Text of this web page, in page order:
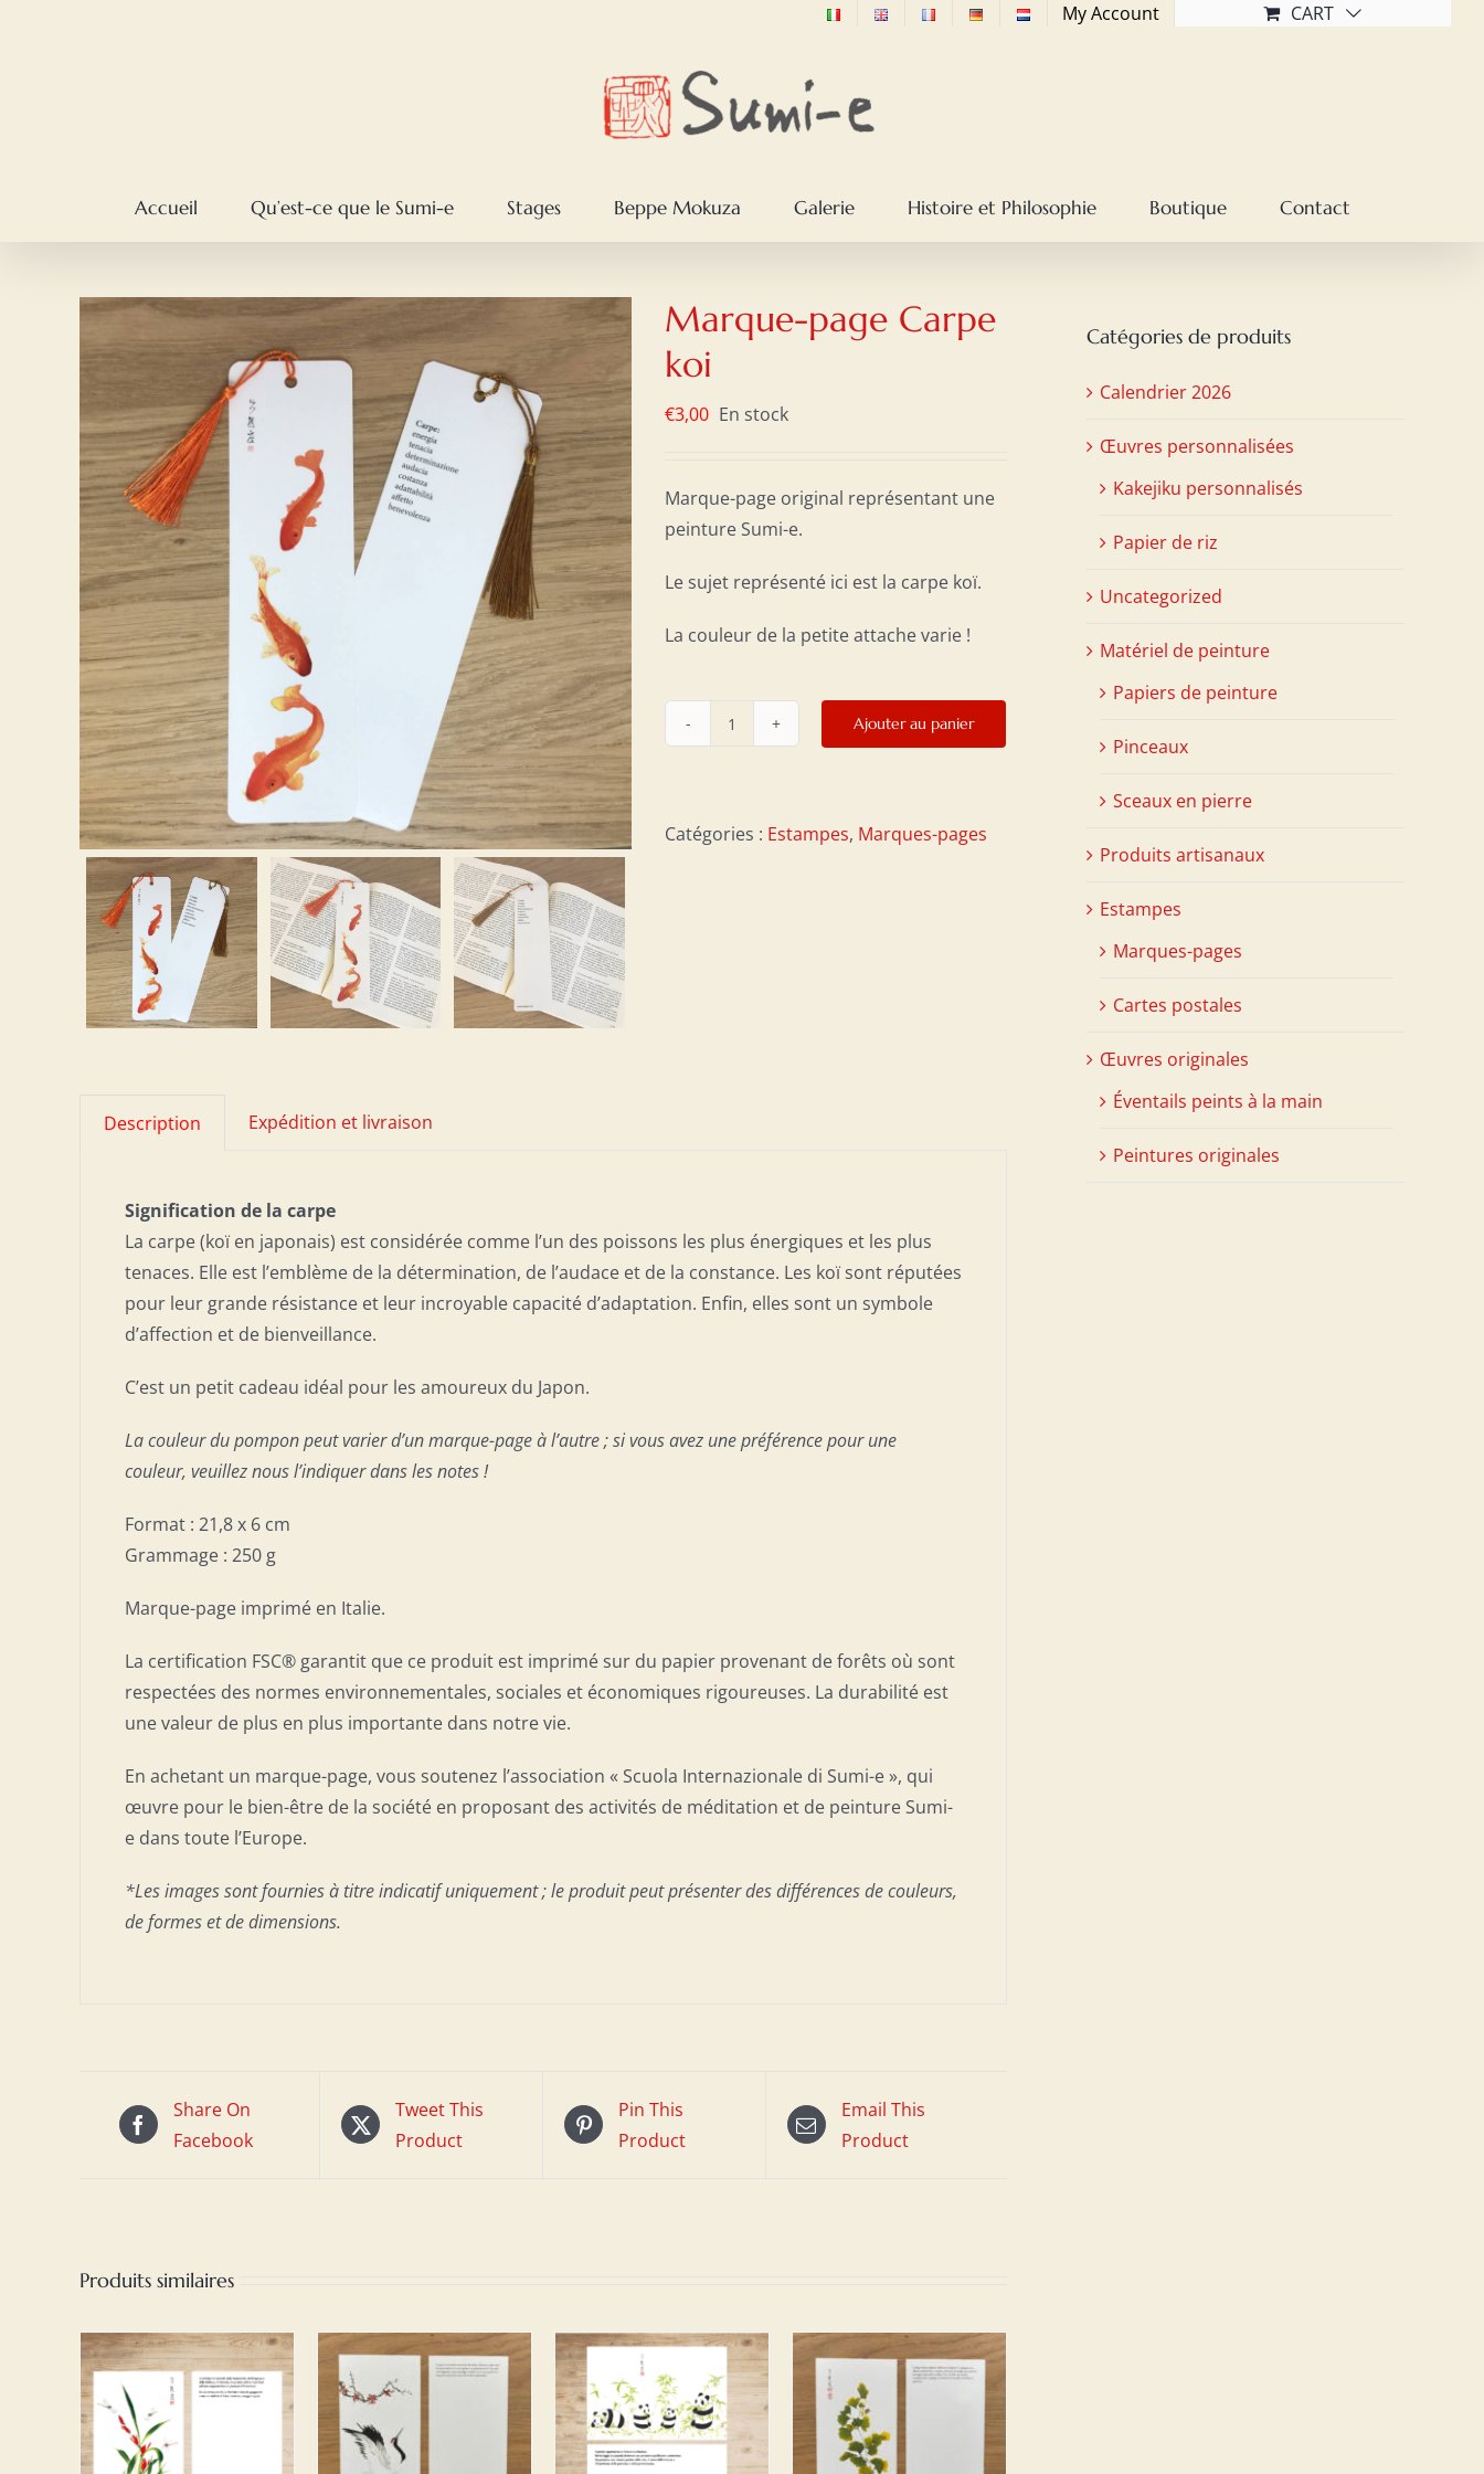
My Account CART
Accueil Qu’est-ce que le Sumi-e Stages Beppe Mokuza Galerie Histoire et Philosophie Boutique Contact
Marque-page Carpe
koi
€3,00 En stock
Marque-page original représentant une
peinture Sumi-e.
Le sujet représenté ici est la carpe koï.
La couleur de la petite attache varie !
quantité
page
Ajouter au panier
Catégories : Estampes, Marques-pages
Description Expédition et livraison
Signification de la carpe
La carpe (koï en japonais) est considérée comme l’un des poissons les plus énergiques et les plus
tenaces. Elle est l’emblème de la détermination, de l’audace et de la constance. Les koï sont réputées
pour leur grande résistance et leur incroyable capacité d’adaptation. Enfin, elles sont un symbole
d’affection et de bienveillance.
C’est un petit cadeau idéal pour les amoureux du Japon.
La couleur du pompon peut varier d’un marque-page à l’autre ; si vous avez une préférence pour une
couleur, veuillez nous l’indiquer dans les notes !
Format : 21,8 x 6 cm
Grammage : 250 g
Marque-page imprimé en Italie.
La certification FSC® garantit que ce produit est imprimé sur du papier provenant de forêts où sont
respectées des normes environnementales, sociales et économiques rigoureuses. La durabilité est
une valeur de plus en plus importante dans notre vie.
En achetant un marque-page, vous soutenez l’association « Scuola Internazionale di Sumi-e », qui
œuvre pour le bien-être de la société en proposant des activités de méditation et de peinture Sumi-
e dans toute l’Europe.
*Les images sont fournies à titre indicatif uniquement ; le produit peut présenter des différences de couleurs,
de formes et de dimensions.
Share On
Facebook
Tweet This
Product
Pin This
Product
Email This
Product
Produits similaires
AJOUTER AU PANIER
AJOUTER AU PANIER
AJOUTER AU PANIER
/
DETAILS
Catégories de produits
Calendrier 2026
Œuvres personnalisées
Kakejiku personnalisés
Papier de riz
Uncategorized
Matériel de peinture
Papiers de peinture
Pinceaux
Sceaux en pierre
Produits artisanaux
Estampes
Marques-pages
Cartes postales
Œuvres originales
Éventails peints à la main
Peintures originales